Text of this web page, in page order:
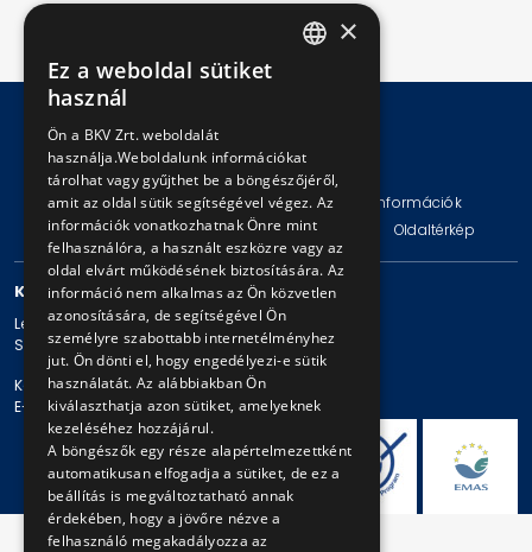
© Copyright 2026 BKV Zrt.
Impresszum Jogi nyilatkozat Technikai információk
Adatvédelmi politika és tájékoztatások
Oldaltérkép
KAPCSOLAT
Levelezési cím: 1980 Budapest, Pf. 11.
Székhely: 1980 Budapest, Akácfa u. 15.
Központi telefonszám: + 36 1 461-65-00
E-mail cím: bkv@bkv.hu
×
Ez a weboldal sütiket
használ
Ön a BKV Zrt. weboldalát
használja.Weboldalunk információkat
tárolhat vagy gyűjthet be a böngészőjéről,
amit az oldal sütik segítségével végez. Az
információk vonatkozhatnak Önre mint
felhasználóra, a használt eszközre vagy az
oldal elvárt működésének biztosítására. Az
információ nem alkalmas az Ön közvetlen
azonosítására, de segítségével Ön
személyre szabottabb internetélményhez
jut. Ön dönti el, hogy engedélyezi-e sütik
használatát. Az alábbiakban Ön
kiválaszthatja azon sütiket, amelyeknek
kezeléséhez hozzájárul.
A böngészők egy része alapértelmezettként
automatikusan elfogadja a sütiket, de ez a
beállítás is megváltoztatható annak
érdekében, hogy a jövőre nézve a
felhasználó megakadályozza az